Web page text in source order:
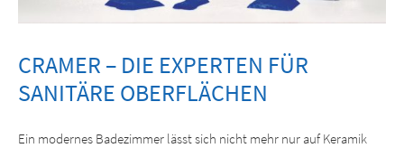
CRAMER – DIE EXPERTEN FÜR
SANITÄRE OBERFLÄCHEN
Ein modernes Badezimmer lässt sich nicht mehr nur auf Keramik